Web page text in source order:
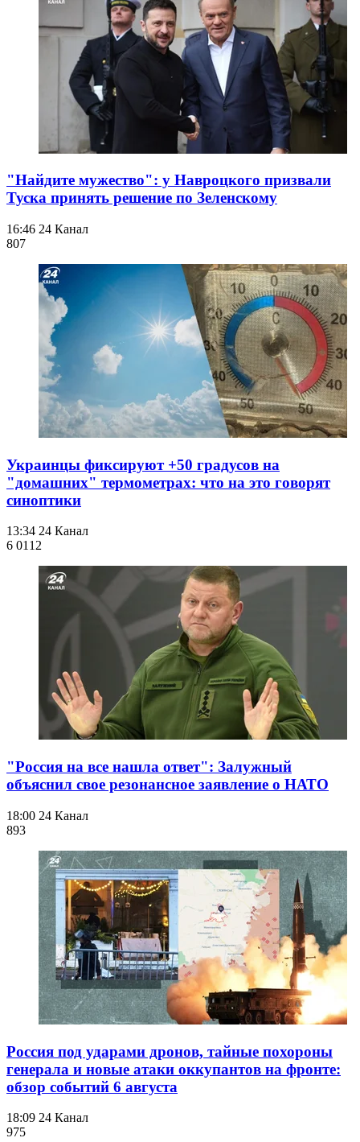
"Найдите мужество": у Навроцкого призвали
Туска принять решение по Зеленскому
16:46 24 Канал
807
Украинцы фиксируют +50 градусов на
"домашних" термометрах: что на это говорят
синоптики
13:34 24 Канал
6 0112
"Россия на все нашла ответ": Залужный
объяснил свое резонансное заявление о НАТО
18:00 24 Канал
893
Россия под ударами дронов, тайные похороны
генерала и новые атаки оккупантов на фронте:
обзор событий 6 августа
18:09 24 Канал
975